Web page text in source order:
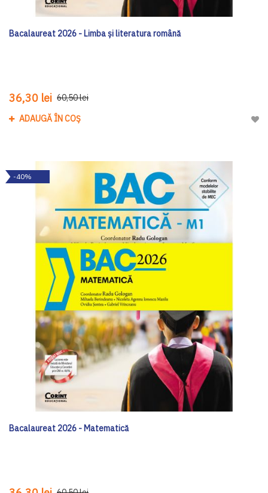
Bacalaureat 2026 - Limba și literatura română
36,30 lei 60,50 lei
ADAUGĂ ÎN COȘ
-40%
Bacalaureat 2026 - Matematică